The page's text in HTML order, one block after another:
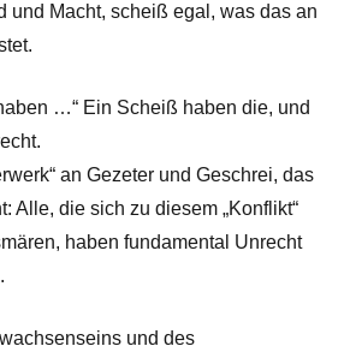
und Macht, scheiß egal, was das an
…“ Ein Scheiß haben die, und
an Gezeter und Geschrei, das
Alle, die sich zu diesem „Konflikt“
haben fundamental Unrecht
und des